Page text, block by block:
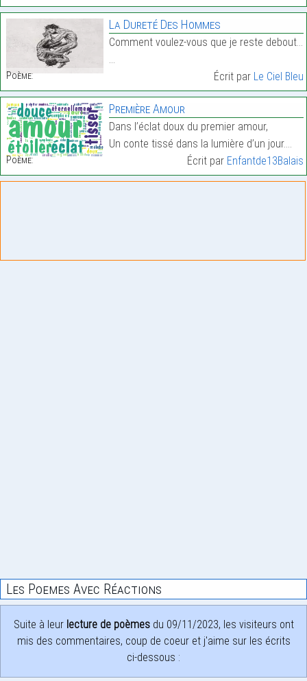
Poème:
La Dureté Des Hommes
Comment voulez-vous que je reste debout ?
…
Écrit par Le Ciel Bleu
Poème:
Première Amour
Dans l’éclat doux du premier amour,
Un conte tissé dans la lumière d’un jour.…
Écrit par Enfantde13Balais
Les Poemes Avec Réactions
Suite à leur lecture de poèmesdu 09/11/2023, les visiteurs ont
mis des commentaires, coup de coeur et j'aime sur les écrits
ci-dessous :